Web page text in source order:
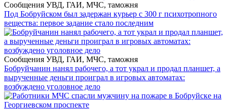
Сообщения УВД, ГАИ, МЧС, таможня
Под Бобруйском был задержан курьер с 300 г психотропного
вещества: первое задание стало последним
Сообщения УВД, ГАИ, МЧС, таможня
Бобруйчанин нанял рабочего, а тот украл и продал планшет, а
вырученные деньги проиграл в игровых автоматах:
возбуждено уголовное дело